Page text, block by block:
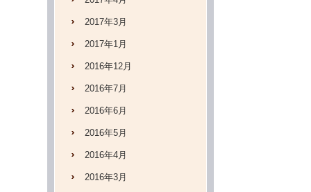
2017年3月
2017年1月
2016年12月
2016年7月
2016年6月
2016年5月
2016年4月
2016年3月